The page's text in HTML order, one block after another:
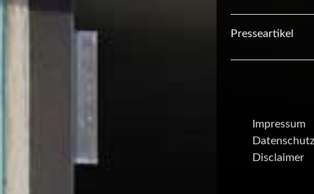
Presseartikel
Impressum
Disclaimer